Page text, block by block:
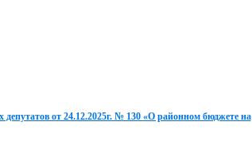
от 24.12.2025г. № 130 «О районном бюджете на